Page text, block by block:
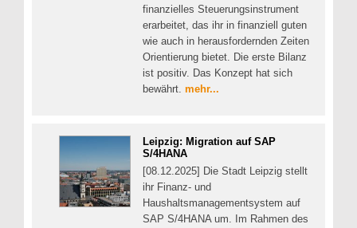
finanzielles Steuerungsinstrument
erarbeitet, das ihr in finanziell guten
wie auch in herausfordernden Zeiten
Orientierung bietet. Die erste Bilanz
ist positiv. Das Konzept hat sich
bewährt. mehr...
Leipzig: Migration auf SAP
S/4HANA
[08.12.2025] Die Stadt Leipzig stellt
ihr Finanz- und
Haushaltsmanagementsystem auf
SAP S/4HANA um. Im Rahmen des